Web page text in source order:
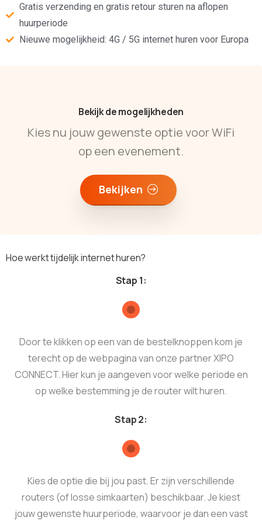
Gratis verzending en gratis retour sturen na aflopen
huurperiode
Nieuwe mogelijkheid: 4G / 5G internet huren voor Europa
Bekijk de mogelijkheden
Kies nu jouw gewenste optie voor WiFi
op een evenement.
Bekijken
Hoe werkt tijdelijk internet huren?
Stap 1:
Door te klikken op een van de bestelknoppen kom je
terecht op de webpagina van onze partner XIPO
CONNECT. Hier kun je aangeven voor welke periode en
op welke bestemming je de router wilt huren.
Stap 2:
Kies de optie die bij jou past. Er zijn verschillende
routers (of losse simkaarten) beschikbaar. Je kiest
jouw gewenste huurperiode, waarvoor je dan een vast